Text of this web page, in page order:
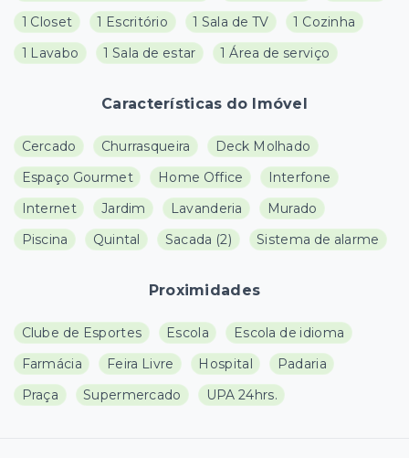
1 Closet
1 Escritório 1 Sala de TV
1 Cozinha
1 Lavabo
1 Sala de estar 1 Área de serviço
Características do Imóvel
Cercado Churrasqueira
Deck Molhado
Espaço Gourmet
Home Office
Interfone
Internet
Jardim Lavanderia
Murado
Piscina
Quintal Sacada (2) Sistema de alarme
Proximidades
Clube de Esportes Escola
Escola de idioma
Farmácia
Feira Livre Hospital
Padaria
Praça
Supermercado UPA 24hrs.